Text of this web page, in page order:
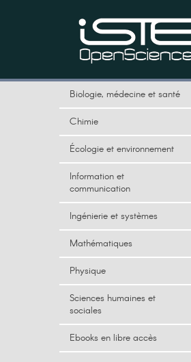
Biologie, médecine et santé
Chimie
Écologie et environnement
Information et
communication
Ingénierie et systèmes
Mathématiques
Physique
Sciences humaines et
sociales
Ebooks en libre accès